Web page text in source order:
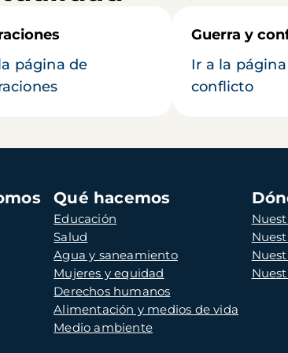
página de
Guerra y
Ir a la
conflicto
Qué hacemos
Educación
Salud
Agua y saneamiento
Mujeres y equidad
Derechos humanos
Alimentación y medios de vida
Medio ambiente